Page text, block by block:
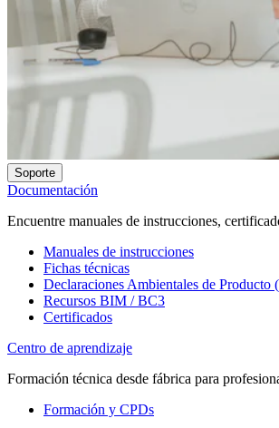
Soporte
Documentación
Encuentre manuales de instrucciones,
Manuales de instrucciones
Fichas técnicas
Declaraciones Ambientales de Producto
Recursos BIM / BC3
Certificados
Centro de aprendizaje
Formación técnica desde fábrica para
Formación y CPDs